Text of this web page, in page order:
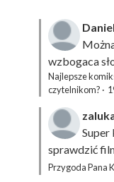
wzbogaca
Najlepsze
czytelnikom? ·
Super
sprawdzić
Przygoda Pana